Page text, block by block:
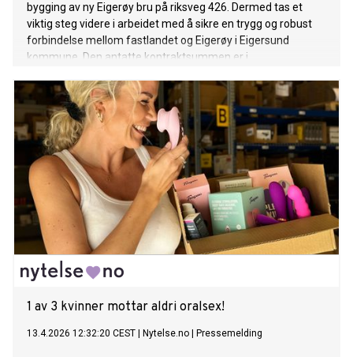
bygging av ny Eigerøy bru på riksveg 426. Dermed tas et
viktig steg videre i arbeidet med å sikre en trygg og robust
forbindelse mellom fastlandet og Eigerøy i Eigersund
kommune. Den antatte kontraktsummen er i
merverdiavgift.
1 av 3 kvinner mottar aldri oralsex!
13.4.2026 12:32:20 CEST Nytelse.no Pressemelding